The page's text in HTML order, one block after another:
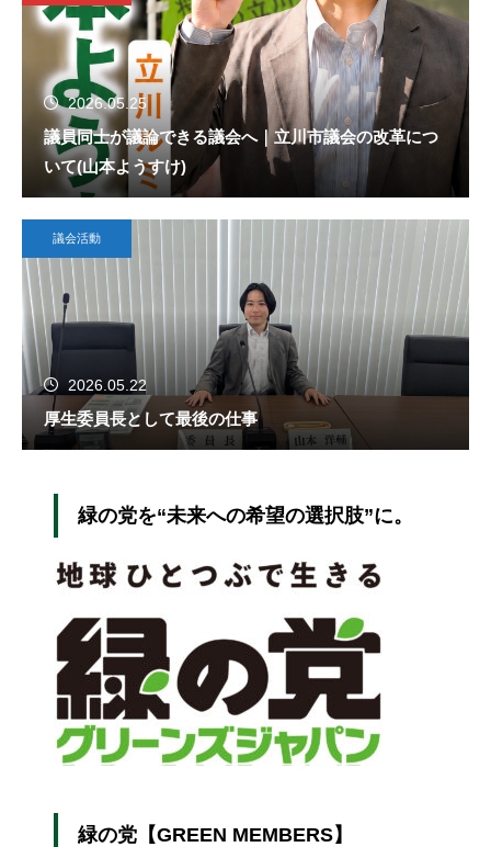
2026.05.25
議員同士が議論できる議会へ｜立川市議会の改革につ
いて(山本ようすけ)
議会活動
2026.05.22
厚生委員長として最後の仕事
緑の党を“未来への希望の選択肢”に。
緑の党【GREEN MEMBERS】